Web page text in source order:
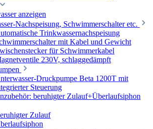
anzeigen
Nachspeisung, Schwimmerschalter etc.
Trinkwassernachspeisung
mit Kabel und Gewicht
für Schwimmerkabel
230V, schlaggedämpft
Druckpumpe Beta 1200T mit
Steuerung
beruhigter Zulauf+Überlaufsiphon
Zulauf